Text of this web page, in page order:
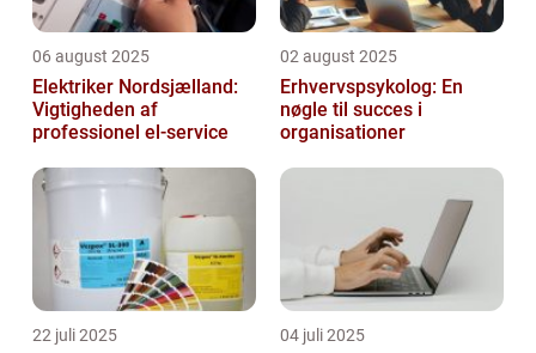
06 august 2025
Elektriker Nordsjælland:
Vigtigheden af
professionel el-service
02 august 2025
Erhvervspsykolog: En
nøgle til succes i
organisationer
22 juli 2025 04 juli 2025